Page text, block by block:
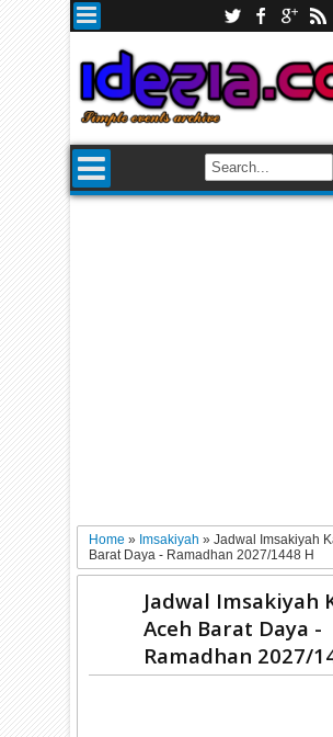
Home» Imsakiyah»Jadwal Imsakiyah
Barat Daya - Ramadhan 2027/1448 H
Jadwal Imsakiyah
Aceh Barat Daya -
Ramadhan 2027/